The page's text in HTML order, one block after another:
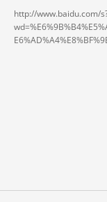
http://www.baidu.com/